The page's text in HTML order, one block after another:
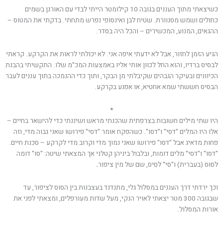
כשיצאתי מתוך העננים בגובה 10 קילומטר הייתי לבדי עם האורגן בשמים
כחולים ושמש מסנוורת. שטיח לבן ואינסופי נפרש מתחתי. בדקתי את המטוס –
ההגאים, המנוע, המכשירים – והכל היה בסדר.
הגיע הזמן לחזור, אבל לא ידעתי איפה אני. לא יכולתי לראות את הקרקע. קראתי
לבסיס ברדיו, והוא החל לכוון אותי אליו באמצעות המכ"מ שלו. התקשיתי בהבנת
הכיוונים ובעיקר הגבהים שקיבלתי מן הבקר, ותוך כדי ההנמכה בתוך עננים לעבר
הבסיס חששתי שמא אחטיא, או אפגע בקרקע.
*
היו שתי מילים חשובות בצרפתית שהכנתי מראש ושיננתי כדי להישאר בחיים –
אלו היו המלים "דסי" ו"דסו". כשהפקח אומר "דסי" פירושו שאני גבוה מדי, וזה
פחות מדאיג אבל "דסו" פירושו שאני נמוך מדי וקרוב מדי לקרקע – סכנת חיים.
"דסו" ו"דסי" מלים דומות, ובלבול ביניהן קטלני אך המצאתי שיטה: "סו" דומה
לסוּס (בעברית) ו"סי" לסִיס, שם של מין ציפור.
וכך ירדתי דרך העננים במסלול גלי, מתנדנד בעצבנות בין הסוס לציפור, עד
שבגובה 300 מטר יצאתי לאויר הנקי, מעל שדות מעורפלים, ומצאתי לפני את
אורות המסלול.